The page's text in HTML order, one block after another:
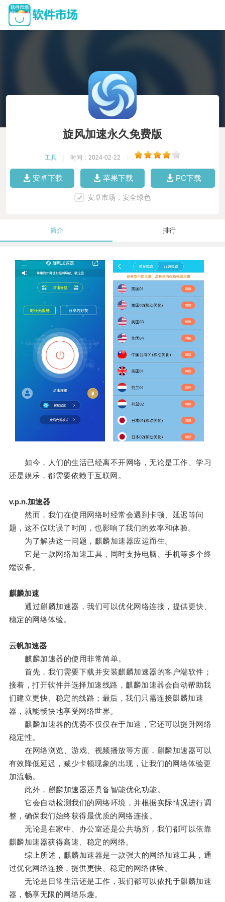
旋风加速永久免费版
工具 时间：2024-02-22
安卓下载 苹果下载 PC下载
安卓市场，安全绿色
简介 排行
如今，人们的生活已经离不开网络，无论是工作、学习
还是娱乐，都需要依赖于互联网。
v.p.n.加速器
然而，我们在使用网络时经常会遇到卡顿、延迟等问
题，这不仅耽误了时间，也影响了我们的效率和体验。
为了解决这一问题，麒麟加速器应运而生。
它是一款网络加速工具，同时支持电脑、手机等多个终
端设备。
麒麟加速
通过麒麟加速器，我们可以优化网络连接，提供更快、
稳定的网络体验。
云帆加速器
麒麟加速器的使用非常简单。
首先，我们需要下载并安装麒麟加速器的客户端软件；
接着，打开软件并选择加速线路，麒麟加速器会自动帮助我
们建立更快、稳定的线路；最后，我们只需连接麒麟加速
器，就能畅快地享受网络世界。
麒麟加速器的优势不仅仅在于加速，它还可以提升网络
稳定性。
在网络浏览、游戏、视频播放等方面，麒麟加速器可以
有效降低延迟，减少卡顿现象的出现，让我们的网络体验更
加流畅。
此外，麒麟加速器还具备智能优化功能。
它会自动检测我们的网络环境，并根据实际情况进行调
整，确保我们始终获得最优质的网络连接。
无论是在家中、办公室还是公共场所，我们都可以依靠
麒麟加速器获得高速、稳定的网络。
综上所述，麒麟加速器是一款强大的网络加速工具，通
过优化网络连接，提供更快、稳定的网络体验。
无论是日常生活还是工作，我们都可以依托于麒麟加速
器，畅享无限的网络乐趣。